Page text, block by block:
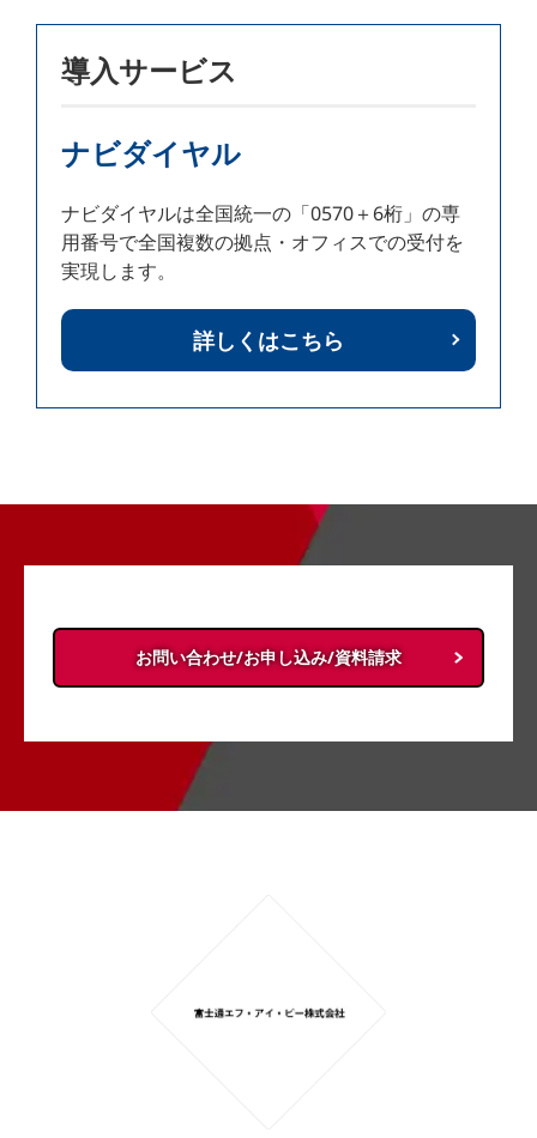
導入サービス
ナビダイヤル
ナビダイヤルは全国統一の「0570＋6桁」の専
用番号で全国複数の拠点・オフィスでの受付を
実現します。
詳しくはこちら
お問い合わせ/お申し込み/資料請求